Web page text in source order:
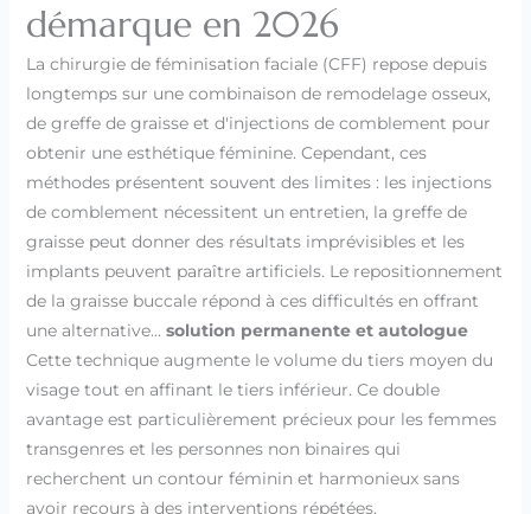
démarque en 2026
La chirurgie de féminisation faciale (CFF) repose depuis
longtemps sur une combinaison de remodelage osseux,
de greffe de graisse et d'injections de comblement pour
obtenir une esthétique féminine. Cependant, ces
méthodes présentent souvent des limites : les injections
de comblement nécessitent un entretien, la greffe de
graisse peut donner des résultats imprévisibles et les
implants peuvent paraître artificiels. Le repositionnement
de la graisse buccale répond à ces difficultés en offrant
une alternative… solution permanente et autologue
Cette technique augmente le volume du tiers moyen du
visage tout en affinant le tiers inférieur. Ce double
avantage est particulièrement précieux pour les femmes
transgenres et les personnes non binaires qui
recherchent un contour féminin et harmonieux sans
avoir recours à des interventions répétées.